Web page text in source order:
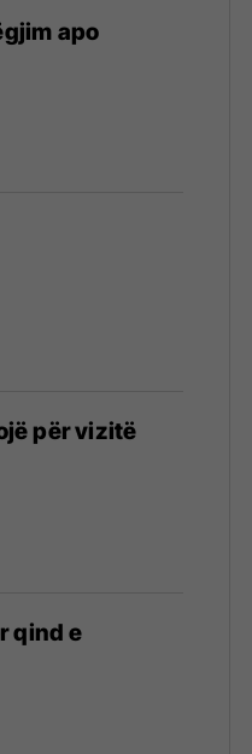
apo
për vizitë
qind e